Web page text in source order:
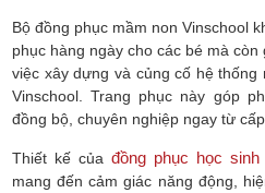
Bộ đồng phục mầm non Vinschool
phục hàng ngày cho các bé mà
việc xây dựng và củng cố hệ
Vinschool. Trang phục này góp
đồng bộ, chuyên nghiệp ngay từ
Thiết kế của đồng phục học
mang đến cảm giác năng động,